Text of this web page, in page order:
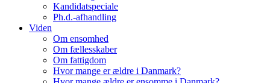
Kandidatspeciale
Ph.d.-afhandling
Viden
Om ensomhed
Om fællesskaber
Om fattigdom
Hvor mange er ældre i Danmark?